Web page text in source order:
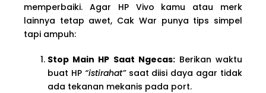
memperbaiki. Agar HP Vivo kamu atau merk
lainnya tetap awet, Cak War punya tips simpel
tapi ampuh:
Stop Main HP Saat Ngecas:Berikan waktu
buat HP “istirahat”saat diisi daya agar tidak
ada tekanan mekanis pada port.